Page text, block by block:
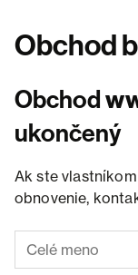
Obchod
Obchod
ukončený
Ak ste
obnovenie,